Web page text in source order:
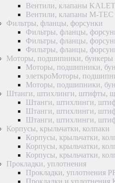
Вентили, клапаны
Вентили, клапаны M-TEC
Фильтры, фланцы, форсунки
Фильтры, фланцы,
Фильтры, фланцы,
Фильтры, фланцы,
Моторы, подшипники, бункеры
Моторы, подшипники,
элеткроМоторы,
Моторы, подшипники,
Штанги, штихлинги, штифты,
Штанги, штихлинги,
Штанги, штихлинги,
Штанги, штихлинги,
Корпусы, крыльчатки, колпаки
Корпусы, крыльчатки,
Корпусы, крыльчатки,
Корпусы, крыльчатки,
Прокладки, уплотнения
Прокладки, уплотнения
Прокладки и уплотнения